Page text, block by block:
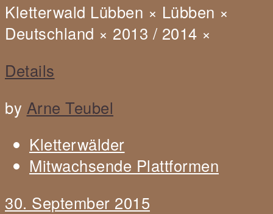
Kletterwald Lübben × Lübben ×
Deutschland × 2013 / 2014 ×
Details
by Arne Teubel
Kletterwälder
Mitwachsende Plattformen
30. September 2015